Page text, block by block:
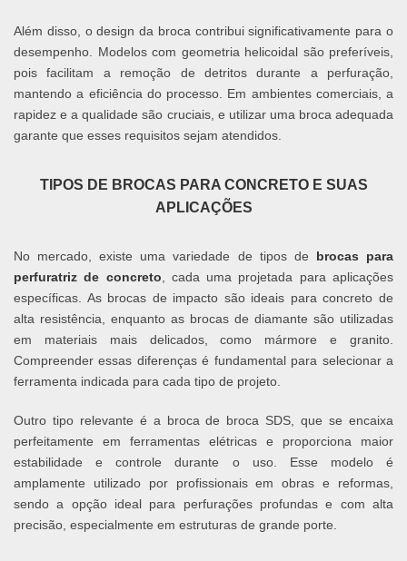
Além disso, o design da broca contribui significativamente para o
desempenho. Modelos com geometria helicoidal são preferíveis,
pois facilitam a remoção de detritos durante a perfuração,
mantendo a eficiência do processo. Em ambientes comerciais, a
rapidez e a qualidade são cruciais, e utilizar uma broca adequada
garante que esses requisitos sejam atendidos.
TIPOS DE BROCAS PARA CONCRETO E SUAS
APLICAÇÕES
No mercado, existe uma variedade de tipos de brocas para
perfuratriz de concreto , cada uma projetada para aplicações
específicas. As brocas de impacto são ideais para concreto de
alta resistência, enquanto as brocas de diamante são utilizadas
em materiais mais delicados, como mármore e granito.
Compreender essas diferenças é fundamental para selecionar a
ferramenta indicada para cada tipo de projeto.
Outro tipo relevante é a broca de broca SDS, que se encaixa
perfeitamente em ferramentas elétricas e proporciona maior
estabilidade e controle durante o uso. Esse modelo é
amplamente utilizado por profissionais em obras e reformas,
sendo a opção ideal para perfurações profundas e com alta
precisão, especialmente em estruturas de grande porte.